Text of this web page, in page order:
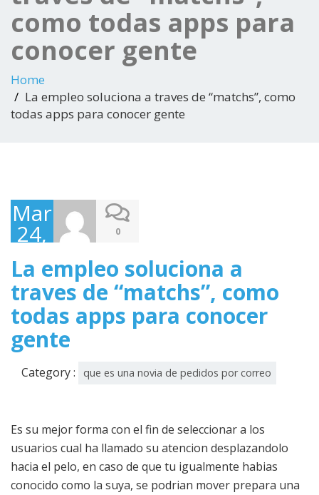
como todas apps para
conocer gente
Home
La empleo soluciona a traves de “matchs”, como
todas apps para conocer gente
March
24,
2025
0
La empleo soluciona a
traves de “matchs”, como
todas apps para conocer
gente
Category : que es una novia de pedidos por correo
Es su mejor forma con el fin de seleccionar a los
usuarios cual ha llamado su atencion desplazandolo
hacia el pelo, en caso de que tu igualmente habias
conocido como la suya, se podrian mover prepara una